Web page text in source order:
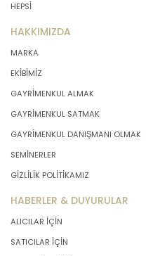
HEPSİ
HAKKIMIZDA
MARKA
EKİBİMİZ
GAYRİMENKUL ALMAK
GAYRİMENKUL SATMAK
GAYRİMENKUL DANIŞMANI OLMAK
SEMİNERLER
GİZLİLİK POLİTİKAMIZ
HABERLER & DUYURULAR
ALICILAR İÇİN
SATICILAR İÇİN